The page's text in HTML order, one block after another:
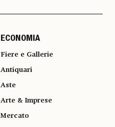
ECONOMIA
Fiere e Gallerie
Antiquari
Aste
Arte & Imprese
Mercato